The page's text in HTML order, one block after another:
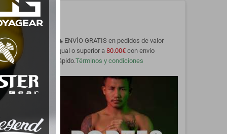
impactos y
control y
local_shippingENVÍO GRATIS en pedidos de valor
igual o superior a 80.00€con envío
rápido.Términos y condiciones